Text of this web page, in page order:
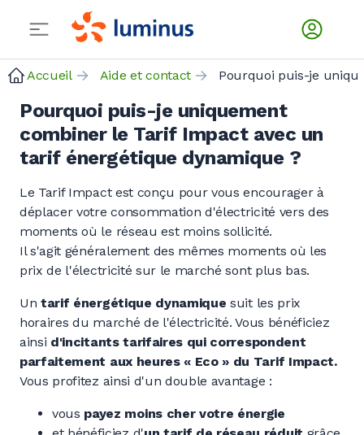
Accueil Aide et contact
Pourquoi puis-je uniquement
combiner le Tarif Impact avec un
tarif énergétique dynamique ?
Le Tarif Impact est conçu pour vous encourager à
déplacer votre consommation d'électricité vers des
moments où le réseau est moins sollicité.
Il s'agit généralement des mêmes moments où les
prix de l'électricité sur le marché sont plus bas.
Un tarif énergétique dynamique suit les prix
horaires du marché de l'électricité. Vous bénéficiez
ainsi d'incitants tarifaires qui correspondent
parfaitement aux heures « Eco » du Tarif Impact.
Vous profitez ainsi d'un double avantage :
vous payez moins cher votre énergie